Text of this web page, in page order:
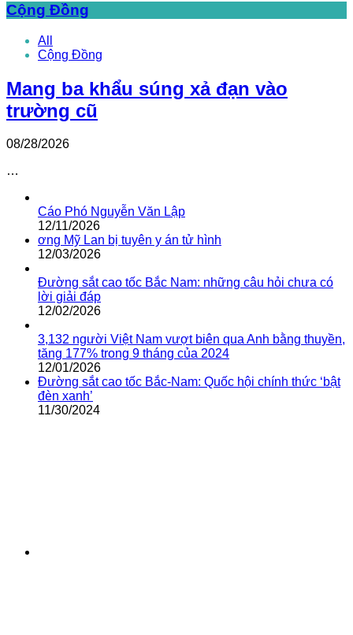
Cộng Đồng
All
Cộng Đồng
Mang ba khẩu súng xả đạn vào
trường cũ
08/28/2026
…
Cáo Phó Nguyễn Văn Lập
12/11/2026
ơng Mỹ Lan bị tuyên y án tử hình
12/03/2026
Đường sắt cao tốc Bắc Nam: những câu hỏi chưa có
lời giải đáp
12/02/2026
3,132 người Việt Nam vượt biên qua Anh bằng thuyền,
tăng 177% trong 9 tháng của 2024
12/01/2026
Đường sắt cao tốc Bắc-Nam: Quốc hội chính thức ‘bật
đèn xanh’
11/30/2024